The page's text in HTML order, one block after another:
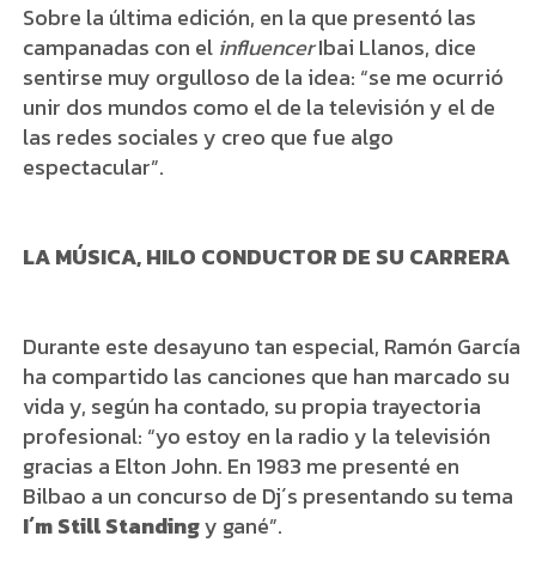
Sobre la última edición, en la que presentó las
campanadas con el influencerIbai Llanos, dice
sentirse muy orgulloso de la idea: “se me ocurrió
unir dos mundos como el de la televisión y el de
las redes sociales y creo que fue algo
espectacular”.
LA MÚSICA, HILO CONDUCTOR DE SU CARRERA
Durante este desayuno tan especial, Ramón García
ha compartido las canciones que han marcado su
vida y, según ha contado, su propia trayectoria
profesional: “yo estoy en la radio y la televisión
gracias a Elton John. En 1983 me presenté en
Bilbao a un concurso de Dj´s presentando su tema
I´m Still Standingy gané”.